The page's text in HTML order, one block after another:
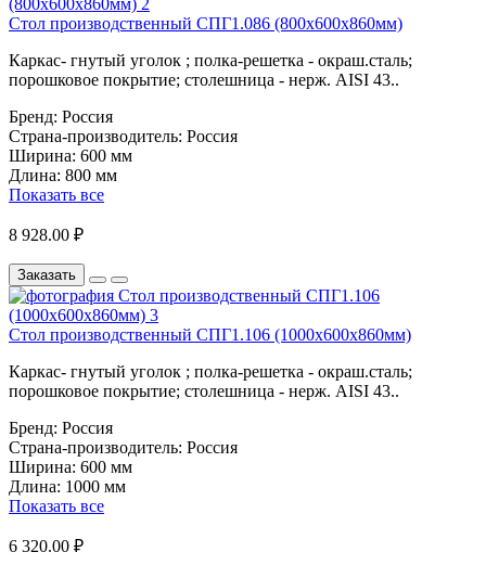
Стол производственный СПГ1.086 (800х600х860мм)
Каркас- гнутый уголок ; полка-решетка - окраш.сталь;
порошковое покрытие; столешница - нерж. AISI 43..
Бренд: Россия
Страна-производитель: Россия
Ширина: 600 мм
Длина: 800 мм
Показать все
8 928.00 ₽
Заказать
Стол производственный СПГ1.106 (1000х600х860мм)
Каркас- гнутый уголок ; полка-решетка - окраш.сталь;
порошковое покрытие; столешница - нерж. AISI 43..
Бренд: Россия
Страна-производитель: Россия
Ширина: 600 мм
Длина: 1000 мм
Показать все
6 320.00 ₽